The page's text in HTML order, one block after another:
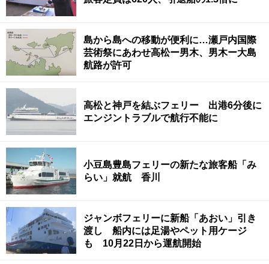
島から島への移動が便利に…瀬戸内国際
芸術祭にあわせ高松ー男木、男木ー大島
航路が許可
高松と神戸を結ぶフェリー 出港6分後に
エンジントラブルで航行不能に
小豆島豊島フェリーの新たな旅客船「み
らい」就航 香川
ジャンボフェリーに新船「あおい」引き
渡し 船内には足湯やペット用ケージ
も 10月22日から運航開始